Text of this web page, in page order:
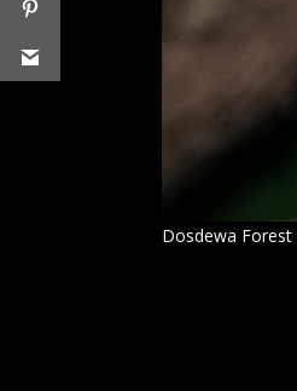
Dosdewa Forest